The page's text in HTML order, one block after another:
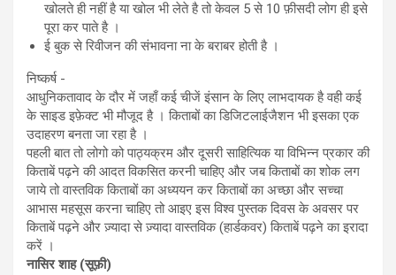
खोलते ही नहीं है या खोल भी लेते है तो केवल 5 से 10 फ़ीसदी लोग ही इसे
पूरा कर पाते है ।
⁠ई बुक से रिवीजन की संभावना ना के बराबर होती है ।
निष्कर्ष -
आधुनिकतावाद के दौर में जहाँ कई चीजें इंसान के लिए लाभदायक है वही कई
के साइड इफ़ेक्ट भी मौजूद है । किताबों का डिजिटलाईजैशन भी इसका एक
उदाहरण बनता जा रहा है ।
पहली बात तो लोगो को पाठ्यक्रम और दूसरी साहित्यिक या विभिन्न प्रकार की
किताबें पढ़ने की आदत विकसित करनी चाहिए और जब किताबों का शोक लग
जाये तो वास्तविक किताबों का अध्ययन कर किताबों का अच्छा और सच्चा
आभास महसूस करना चाहिए तो आइए इस विश्व पुस्तक दिवस के अवसर पर
किताबें पढ़ने और ज़्यादा से ज़्यादा वास्तविक (हार्डकवर) किताबें पढ़ने का इरादा
करें ।
नासिर शाह (सूफ़ी)